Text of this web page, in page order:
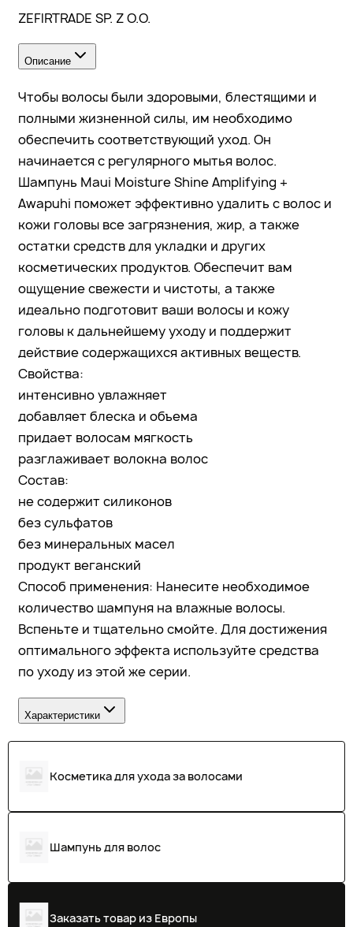
ZEFIRTRADE SP. Z O.O.
Описание
Чтобы волосы были здоровыми, блестящими и
полными жизненной силы, им необходимо
обеспечить соответствующий уход. Он
начинается с регулярного мытья волос.
Шампунь Maui Moisture Shine Amplifying +
Awapuhi поможет эффективно удалить с волос и
кожи головы все загрязнения, жир, а также
остатки средств для укладки и других
косметических продуктов. Обеспечит вам
ощущение свежести и чистоты, а также
идеально подготовит ваши волосы и кожу
головы к дальнейшему уходу и поддержит
действие содержащихся активных веществ.
Свойства:
интенсивно увлажняет
добавляет блеска и объема
придает волосам мягкость
разглаживает волокна волос
Состав:
не содержит силиконов
без сульфатов
без минеральных масел
продукт веганский
Способ применения: Нанесите необходимое
количество шампуня на влажные волосы.
Вспеньте и тщательно смойте. Для достижения
оптимального эффекта используйте средства
по уходу из этой же серии.
Характеристики
Косметика для ухода за волосами
Шампунь для волос
Заказать товар из Европы